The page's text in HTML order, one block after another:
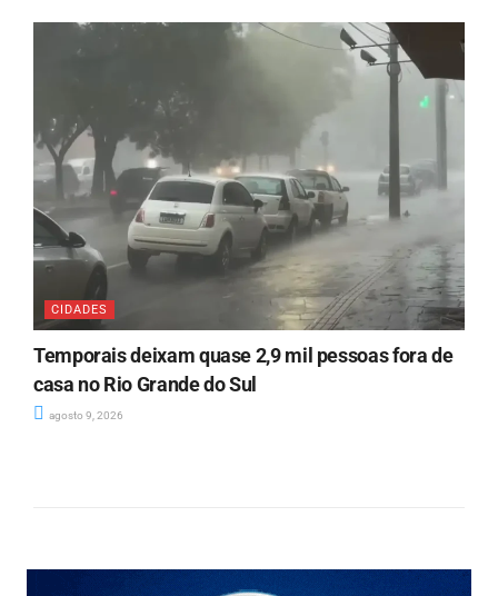
CIDADES
Temporais deixam quase 2,9 mil pessoas fora de
casa no Rio Grande do Sul
agosto 9, 2026